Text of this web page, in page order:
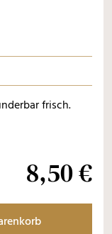
frisch.
8,50 €